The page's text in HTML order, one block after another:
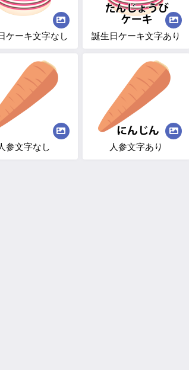
ケーキ文字なし 誕生日ケーキ文字あり
参文字なし 人参文字あり